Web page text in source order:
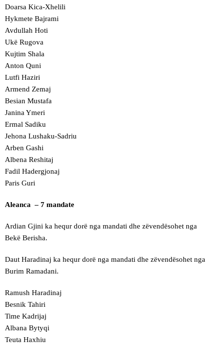
Doarsa Kica-Xhelili
Hykmete Bajrami
Avdullah Hoti
Ukë Rugova
Kujtim Shala
Anton Quni
Lutfi Haziri
Armend Zemaj
Besian Mustafa
Janina Ymeri
Ermal Sadiku
Jehona Lushaku-Sadriu
Arben Gashi
Albena Reshitaj
Fadil Hadergjonaj
Paris Guri
Aleanca – 7 mandate
Ardian Gjini ka hequr dorë nga mandati dhe zëvendësohet nga
Bekë Berisha.
Daut Haradinaj ka hequr dorë nga mandati dhe zëvendësohet nga
Burim Ramadani.
Ramush Haradinaj
Besnik Tahiri
Time Kadrijaj
Albana Bytyqi
Teuta Haxhiu